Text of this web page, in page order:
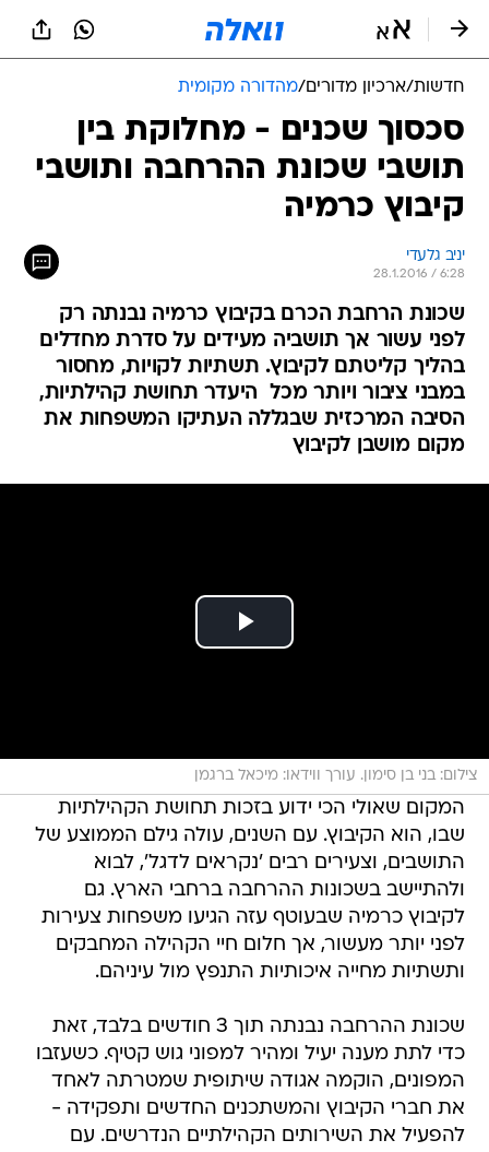
חדשות/ארכיון מדורים/מהדורה מקומית
סכסוך שכנים - מחלוקת בין
תושבי שכונת ההרחבה ותושבי
קיבוץ כרמיה
יניב גלעדי
28.1.2016 / 6:28
שכונת הרחבת הכרם בקיבוץ כרמיה נבנתה רק
לפני עשור אך תושביה מעידים על סדרת מחדלים
בהליך קליטתם לקיבוץ. תשתיות לקויות, מחסור
במבני ציבור ויותר מכל  היעדר תחושת קהילתיות,
הסיבה המרכזית שבגללה העתיקו המשפחות את
מקום מושבן לקיבוץ
צילום: בני בן סימון. עורך ווידאו: מיכאל ברגמן
המקום שאולי הכי ידוע בזכות תחושת הקהילתיות
שבו, הוא הקיבוץ. עם השנים, עולה גילם הממוצע של
התושבים, וצעירים רבים 'נקראים לדגל', לבוא
ולהתיישב בשכונות ההרחבה ברחבי הארץ. גם
לקיבוץ כרמיה שבעוטף עזה הגיעו משפחות צעירות
לפני יותר מעשור, אך חלום חיי הקהילה המחבקים
ותשתיות מחייה איכותיות התנפץ מול עיניהם.
שכונת ההרחבה נבנתה תוך 3 חודשים בלבד, זאת
כדי לתת מענה יעיל ומהיר למפוני גוש קטיף. כשעזבו
המפונים, הוקמה אגודה שיתופית שמטרתה לאחד
את חברי הקיבוץ והמשתכנים החדשים ותפקידה -
להפעיל את השירותים הקהילתיים הנדרשים. עם